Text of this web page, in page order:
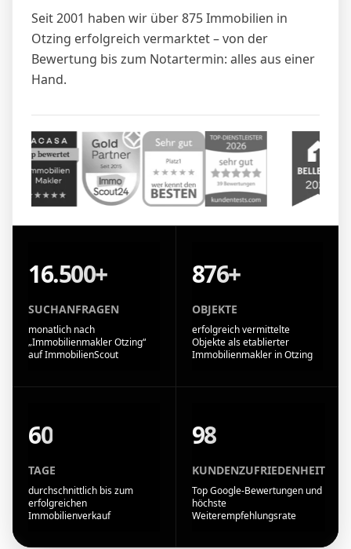
Seit 2001 haben wir über 875 Immobilien in
Otzing erfolgreich vermarktet – von der
Bewertung bis zum Notartermin: alles aus einer
Hand.
16.500+
SUCHANFRAGEN
monatlich nach
„Immobilienmakler Otzing“
auf ImmobilienScout
876+
OBJEKTE
erfolgreich vermittelte
Objekte als etablierter
Immobilienmakler in Otzing
60
TAGE
durchschnittlich bis zum
erfolgreichen
Immobilienverkauf
98
KUNDENZUFRIEDENHEIT
Top Google-Bewertungen und
höchste
Weiterempfehlungsrate